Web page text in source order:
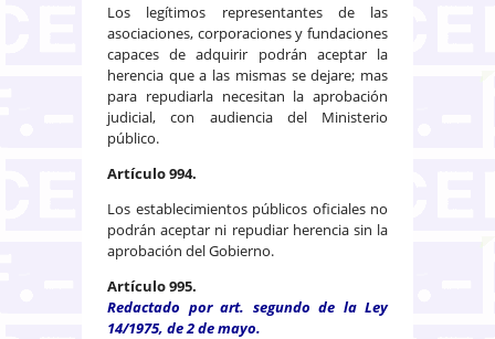
Los legítimos representantes de las
asociaciones, corporaciones y fundaciones
capaces de adquirir podrán aceptar la
herencia que a las mismas se dejare; mas
para repudiarla necesitan la aprobación
judicial, con audiencia del Ministerio
público.
Artículo 994.
Los establecimientos públicos oficiales no
podrán aceptar ni repudiar herencia sin la
aprobación del Gobierno.
Artículo 995.
Redactado por art. segundo de la Ley
14/1975, de 2 de mayo.